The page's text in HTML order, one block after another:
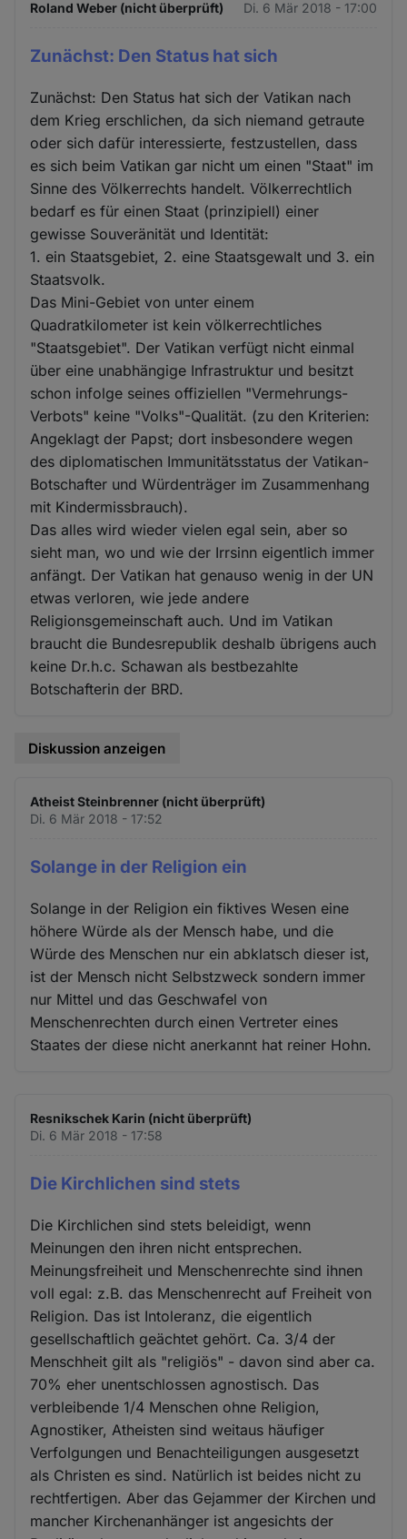
Roland Weber (nicht überprüft) Di. 6 Mär 2018 - 17:00
Zunächst: Den Status hat sich
Zunächst: Den Status hat sich der Vatikan nach
dem Krieg erschlichen, da sich niemand getraute
oder sich dafür interessierte, festzustellen, dass
es sich beim Vatikan gar nicht um einen "Staat" im
Sinne des Völkerrechts handelt. Völkerrechtlich
bedarf es für einen Staat (prinzipiell) einer
gewisse Souveränität und Identität:
1. ein Staatsgebiet, 2. eine Staatsgewalt und 3. ein
Staatsvolk.
Das Mini-Gebiet von unter einem
Quadratkilometer ist kein völkerrechtliches
"Staatsgebiet". Der Vatikan verfügt nicht einmal
über eine unabhängige Infrastruktur und besitzt
schon infolge seines offiziellen "Vermehrungs-
Verbots" keine "Volks"-Qualität. (zu den Kriterien:
Angeklagt der Papst; dort insbesondere wegen
des diplomatischen Immunitätsstatus der Vatikan-
Botschafter und Würdenträger im Zusammenhang
mit Kindermissbrauch).
Das alles wird wieder vielen egal sein, aber so
sieht man, wo und wie der Irrsinn eigentlich immer
anfängt. Der Vatikan hat genauso wenig in der UN
etwas verloren, wie jede andere
Religionsgemeinschaft auch. Und im Vatikan
braucht die Bundesrepublik deshalb übrigens auch
keine Dr.h.c. Schawan als bestbezahlte
Botschafterin der BRD.
Diskussion anzeigen
Atheist Steinbrenner (nicht überprüft)
Di. 6 Mär 2018 - 17:52
Solange in der Religion ein
Solange in der Religion ein fiktives Wesen eine
höhere Würde als der Mensch habe, und die
Würde des Menschen nur ein abklatsch dieser ist,
ist der Mensch nicht Selbstzweck sondern immer
nur Mittel und das Geschwafel von
Menschenrechten durch einen Vertreter eines
Staates der diese nicht anerkannt hat reiner Hohn.
Resnikschek Karin (nicht überprüft)
Di. 6 Mär 2018 - 17:58
Die Kirchlichen sind stets
Die Kirchlichen sind stets beleidigt, wenn
Meinungen den ihren nicht entsprechen.
Meinungsfreiheit und Menschenrechte sind ihnen
voll egal: z.B. das Menschenrecht auf Freiheit von
Religion. Das ist Intoleranz, die eigentlich
gesellschaftlich geächtet gehört. Ca. 3/4 der
Menschheit gilt als "religiös" - davon sind aber ca.
70% eher unentschlossen agnostisch. Das
verbleibende 1/4 Menschen ohne Religion,
Agnostiker, Atheisten sind weitaus häufiger
Verfolgungen und Benachteiligungen ausgesetzt
als Christen es sind. Natürlich ist beides nicht zu
rechtfertigen. Aber das Gejammer der Kirchen und
mancher Kirchenanhänger ist angesichts der